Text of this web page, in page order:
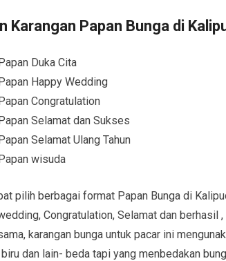
Karangan Papan Bunga di
Duka Cita
Happy Wedding
Congratulation
Selamat dan Sukses
Selamat Ulang Tahun
wisuda
pilih berbagai format Papan Bunga di
Congratulation, Selamat dan berhasil
karangan bunga untuk pacar ini
dan lain- beda tapi yang menbedakan